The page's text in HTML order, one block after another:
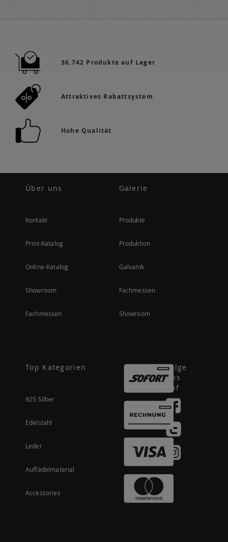
36.742 Produkte auf Lager
Attraktives Rabattsystem
Hohe Qualität
Über uns
Kontakt
Print-Katalog
Online-Katalog
Showroom
Fachmessen
Galerie
Produkte
Produktion
Galvanik
Fachmessen
Showroom
Top Kategorien
925 Silber
Edelstahl
Leder
Auffädelmaterial
Accessories
Folge
uns
auf